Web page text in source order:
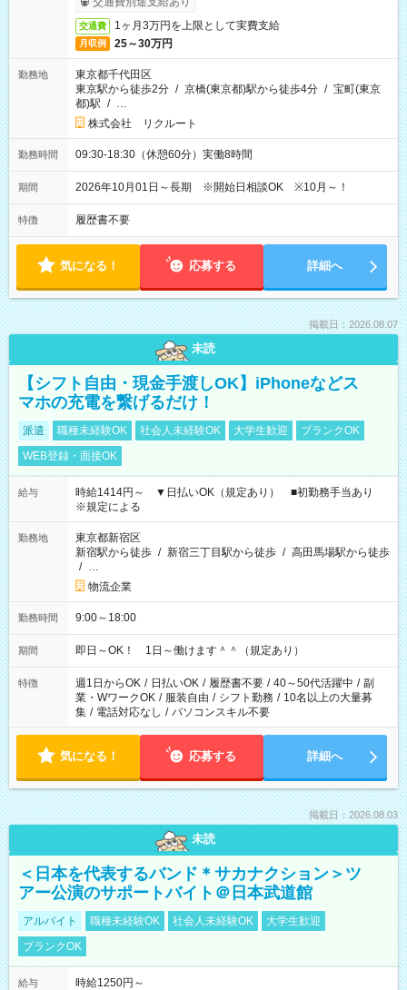
交通費 1ヶ月3万円を上限として実費支給
月収例 25～30万円
勤務地
東京都千代田区
東京駅から徒歩2分 / 京橋(東京都)駅から徒歩4分 / 宝町(東京
都)駅 / …
株式会社 リクルート
勤務時間 09:30-18:30（休憩60分）実働8時間
期間 2026年10月01日～長期 ※開始日相談OK ※10月～！
特徴 履歴書不要
気になる！ 応募する 詳細へ
掲載日：2026.08.07
未読
【シフト自由・現金手渡しOK】iPhoneなどス
マホの充電を繋げるだけ！
派遣 職種未経験OK 社会人未経験OK 大学生歓迎
ブランクOK
WEB登録・面接OK
給与
時給1414円～ ▼日払いOK（規定あり） ■初勤務手当あり
※規定による
勤務地
東京都新宿区
新宿駅から徒歩 / 新宿三丁目駅から徒歩 / 高田馬場駅から徒歩
/ …
物流企業
勤務時間 9:00～18:00
期間 即日～OK！ 1日～働けます＾＾（規定あり）
特徴 週1日からOK / 日払いOK / 履歴書不要 / 40～50代活躍中 / 副
業・WワークOK / 服装自由 / シフト勤務 / 10名以上の大量募
集 / 電話対応なし / パソコンスキル不要
気になる！ 応募する 詳細へ
掲載日：2026.08.03
未読
＜日本を代表するバンド＊サカナクション＞ツ
アー公演のサポートバイト＠日本武道館
アルバイト 職種未経験OK 社会人未経験OK
大学生歓迎
ブランクOK
給与
時給1250円～